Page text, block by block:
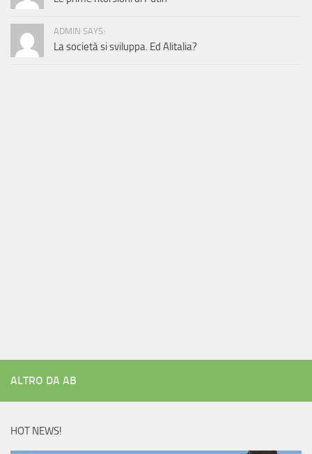
ADMIN SAYS:
La società si sviluppa. Ed Alitalia?
ALTRO DA AB
HOT NEWS!